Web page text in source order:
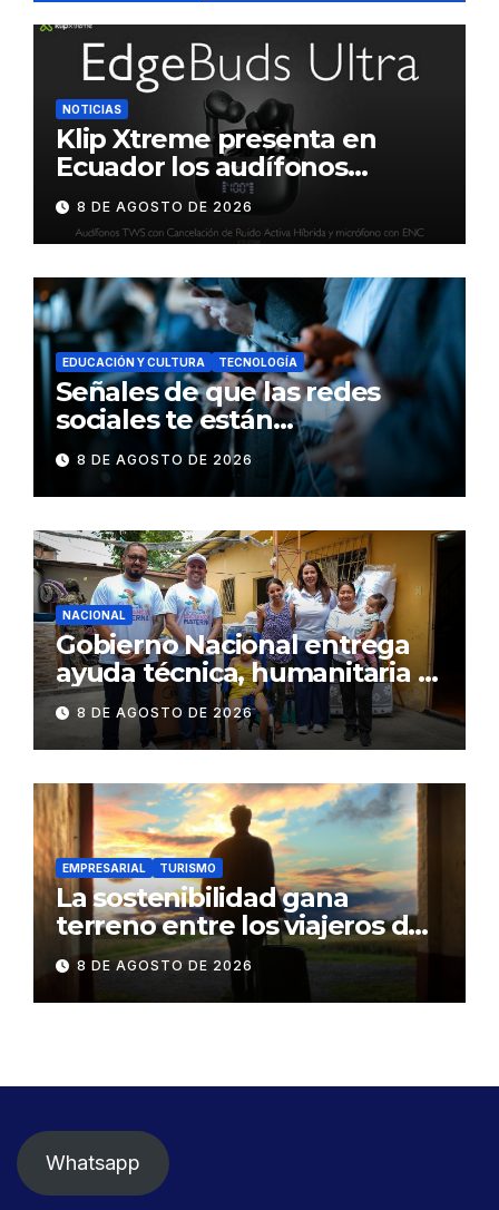
NOTICIAS
Klip Xtreme presenta en
Ecuador los audífonos
DynaBuds con sonido
inteligente y control táctil
8 DE AGOSTO DE 2026
EDUCACIÓN Y CULTURA TECNOLOGÍA
Señales de que las redes
sociales te están
consumiendo
8 DE AGOSTO DE 2026
NACIONAL
Gobierno Nacional entrega
ayuda técnica, humanitaria y
Bono Joaquín Gallegos Lara a
familia en situación de
vulnerabilidad
8 DE AGOSTO DE 2026
EMPRESARIAL TURISMO
La sostenibilidad gana
terreno entre los viajeros de
negocios
8 DE AGOSTO DE 2026
Whatsapp